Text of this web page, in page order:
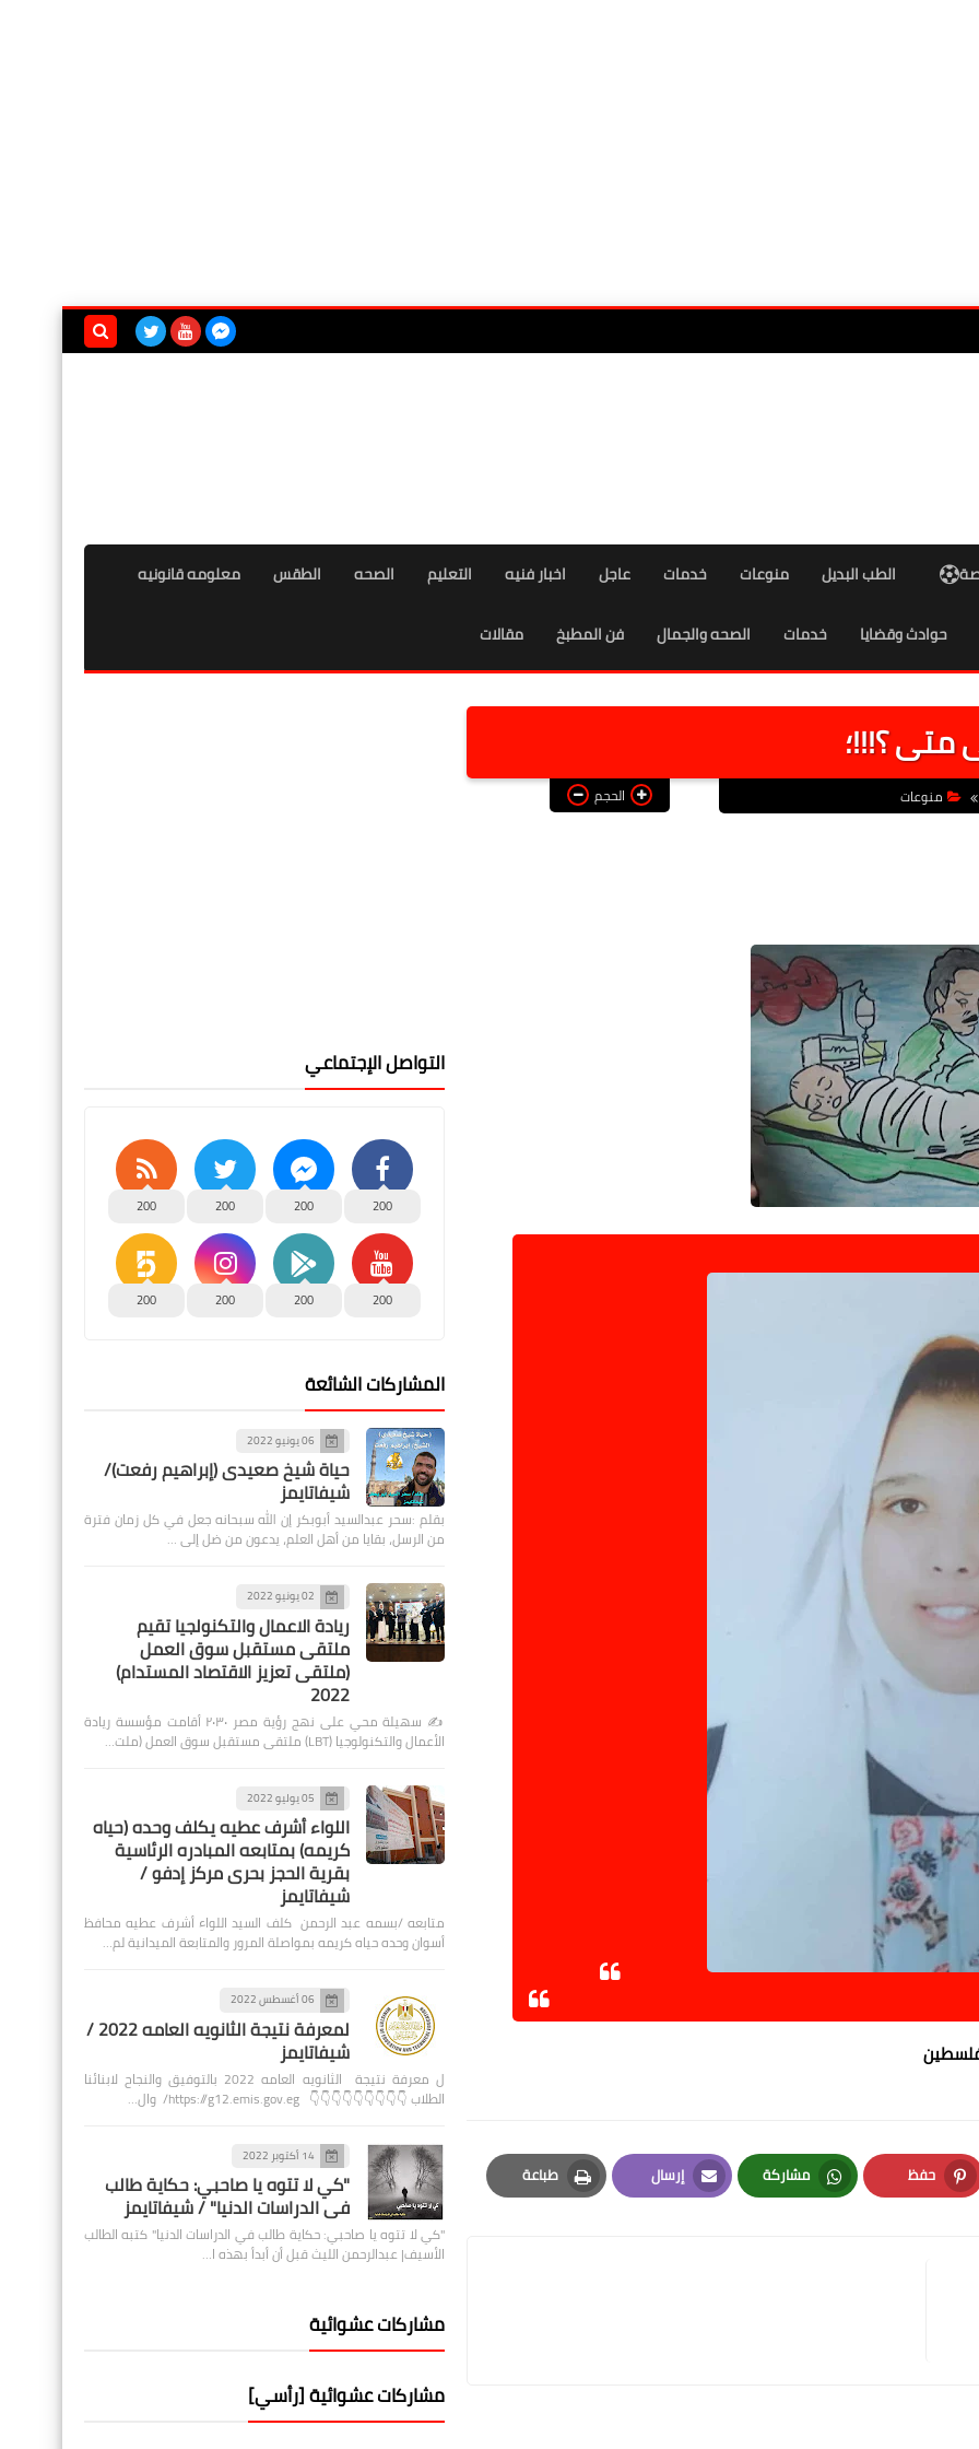
الطب البديل منوعات خدمات عاجل اخبار فنيه التعليم الصحه الطقس معلومه قانونيه
حوادث وقضايا خدمات الصحه والجمال فن المطبخ مقالات
متى ؟!!!؛
منوعات الحجم
حفظ
Pinterest
مشاركة
Whatsapp
إرسال
Email
طباعة
Print
التواصل الإجتماعي
200
200
200
200
200
200
200
200
المشاركات الشائعة
06 يونيو 2022
حياة شيخ صعيدى (إبراهيم رفعت)/
شيفاتايمز
بقلم :سحر عبدالسيد أبوبكر إن الله سبحانه جعل في كل زمان فترة
من الرسل، بقايا من أهل العلم، يدعون من ضل إلى …
02 يونيو 2022
ريادة الاعمال والتكنولجيا تقيم
ملتقى مستقبل سوق العمل
(ملتقى تعزيز الاقتصاد المستدام)
2022
✍️ سهيلة محي على نهج رؤية مصر ٢٠٣٠ أقامت مؤسسة ريادة
الأعمال والتكنولوجيا (LBT) ملتقى مستقبل سوق العمل (ملت…
05 يوليو 2022
اللواء أشرف عطيه يكلف وحده (حياه
كريمه) بمتابعه المبادره الرئاسية
بقرية الحجز بحرى مركز إدفو /
شيفاتايمز
متابعه /بسمه عبد الرحمن كلف السيد اللواء أشرف عطيه محافظ
أسوان وحده حياه كريمه بمواصلة المرور والمتابعة الميدانية لم…
06 أغسطس 2022
لمعرفة نتيجة الثانويه العامه 2022 /
شيفاتايمز
ل معرفة نتيجة الثانويه العامه 2022 بالتوفيق والنجاح لابنائنا
الطلاب 👇👇👇👇👇👇👇👇👇 https://g12.emis.gov.eg/ وال…
14 أكتوبر 2022
"كي لا تتوه يا صاحبي: حكاية طالب
في الدراسات الدنيا" / شيفاتايمز
"كي لا تتوه يا صاحبي: حكاية طالب في الدراسات الدنيا" كتبه الطالب
الأسيف| عبدالرحمن الليث قبل أن أبدأ بهذه ا…
مشاركات عشوائية
مشاركات عشوائية [رأسي]